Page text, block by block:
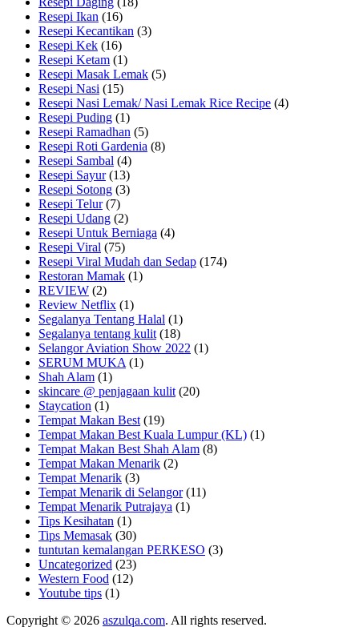
Resepi Ikan (16)
Resepi Kecantikan (3)
Resepi Kek (16)
Resepi Ketam (1)
Resepi Masak Lemak (5)
Resepi Nasi (15)
Resepi Nasi Lemak/ Nasi Lemak Rice Recipe (4)
Resepi Puding (1)
Resepi Ramadhan (5)
Resepi Roti Gardenia (8)
Resepi Sambal (4)
Resepi Sayur(13)
Resepi Sotong (3)
Resepi Telur(7)
Resepi Udang (2)
Resepi Untuk Berniaga (4)
Resepi Viral (75)
Resepi Viral Mudah dan Sedap (174)
Restoran Mamak (1)
REVIEW (2)
Review Netflix (1)
Segalanya Tentang Halal (1)
Segalanya tentang kulit (18)
Selangor Aviation Show 2022 (1)
SERUM MUKA (1)
Shah Alam (1)
skincare @ penjagaan kulit (20)
Staycation (1)
Tempat Makan Best (19)
Tempat Makan Best Kuala Lumpur (KL) (1)
Tempat Makan Best Shah Alam (8)
Tempat Makan Menarik (2)
Tempat Menarik (3)
Tempat Menarik di Selangor(11)
Tempat Menarik Putrajaya (1)
Tips Kesihatan (1)
Tips Memasak (30)
tuntutan kemalangan PERKESO (3)
Uncategorized (23)
Western Food (12)
Youtube tips (1)
Copyright © 2026 aszulqa.com. All rights reserved.